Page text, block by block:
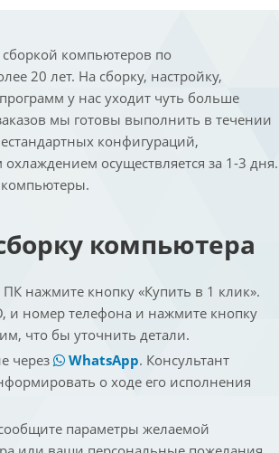
компьютеров по
20 лет. На сборку, настройку,
у нас уходит чуть больше
мы готовы выполнить в течении
конфигураций,
осуществляется за 1-3 дня.
компьютеры.
компьютера
нажмите кнопку «Купить в 1 клик».
и номер телефона и нажмите кнопку
что бы уточнить детали.
через
WhatsApp. Консультант
о ходе его исполнения
параметры желаемой